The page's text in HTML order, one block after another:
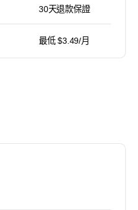
30天退款保證
最低 $3.49/月